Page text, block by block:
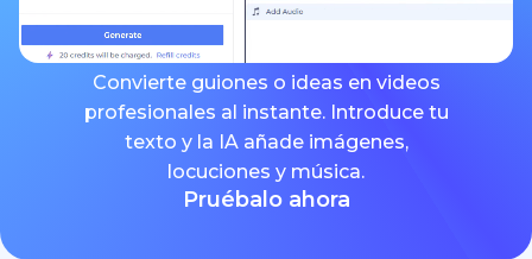
Convierte guiones o ideas en videos
profesionales al instante. Introduce tu
texto y la IA añade imágenes,
locuciones y música.
Pruébalo ahora